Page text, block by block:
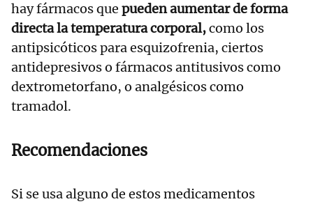
hay fármacos que pueden aumentar de forma
directa la temperatura corporal,como los
antipsicóticos para esquizofrenia, ciertos
antidepresivos o fármacos antitusivos como
dextrometorfano, o analgésicos como
tramadol.
Recomendaciones
Si se usa alguno de estos medicamentos